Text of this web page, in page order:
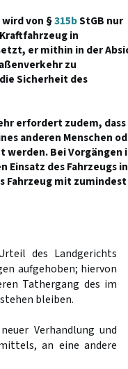
von §315bStGB nur
in
er mithin in der
zu
Sicherheit des
erfordert zudem, dass
anderen Menschen
Bei Vorgängen
des Fahrzeugs in
Fahrzeug mit zumindest
des Landgerichts
aufgehoben; hiervon
Tathergang des im
bleiben.
Verhandlung und
an eine andere